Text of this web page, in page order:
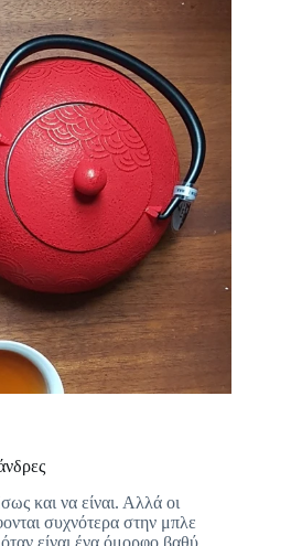
και να είναι. Αλλά οι
συχνότερα στην μπλε
είναι ένα όμορφο βαθύ